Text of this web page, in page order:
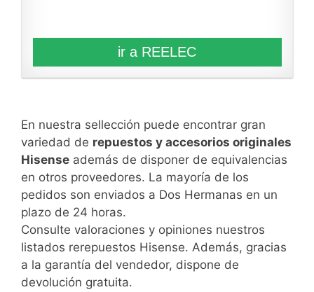
ir a REELEC
En nuestra sellección puede encontrar gran
variedad de repuestos y accesorios originales
Hisense además de disponer de equivalencias
en otros proveedores. La mayoría de los
pedidos son enviados a Dos Hermanas en un
plazo de 24 horas.
Consulte valoraciones y opiniones nuestros
listados rerepuestos Hisense. Además, gracias
a la garantía del vendedor, dispone de
devolución gratuita.